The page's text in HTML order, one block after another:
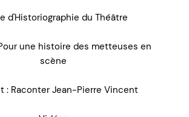
d'Historiographie du Théâtre
une histoire des metteuses en
scène
: Raconter Jean-Pierre Vincent